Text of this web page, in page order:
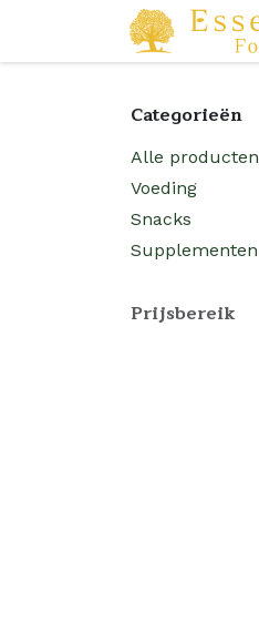
Overslaan naar inhoud
Categorieën
Alle producten
Voeding
Snacks
Supplementen
Prijsbereik